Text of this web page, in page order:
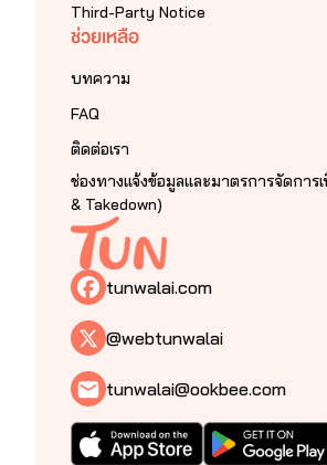
Third-Party Notice
ช่วยเหลือ
บทความ
FAQ
ติดต่อเรา
ช่องทางแจ้งข้อมูลและมาตรการจัดการ
& Takedown)
tunwalai.com
@webtunwalai
tunwalai@ookbee.com